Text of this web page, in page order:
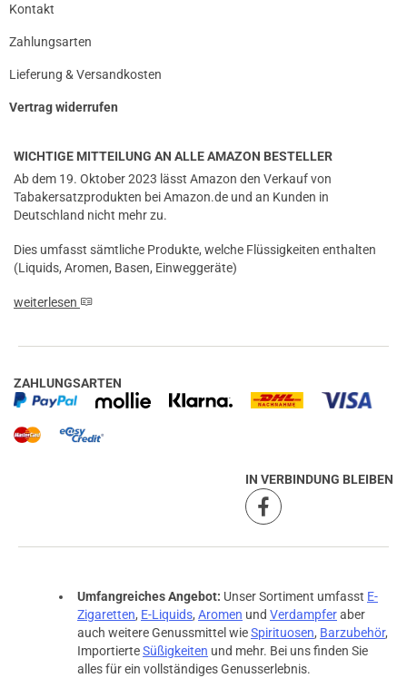
Kontakt
Zahlungsarten
Lieferung & Versandkosten
Vertrag widerrufen
WICHTIGE MITTEILUNG AN ALLE AMAZON BESTELLER
Ab dem 19. Oktober 2023 lässt Amazon den Verkauf von
Tabakersatzprodukten bei Amazon.de und an Kunden in
Deutschland nicht mehr zu.
Dies umfasst sämtliche Produkte, welche Flüssigkeiten enthalten
(Liquids, Aromen, Basen, Einweggeräte)
weiterlesen
ZAHLUNGSARTEN
IN VERBINDUNG BLEIBEN
Umfangreiches Angebot: Unser Sortiment umfasst E-
Zigaretten, E-Liquids, Aromen und Verdampferaber
auch weitere Genussmittel wieSpirituosen, Barzubehör,
ImportierteSüßigkeiten und mehr. Bei uns finden Sie
alles für ein vollständiges Genusserlebnis.